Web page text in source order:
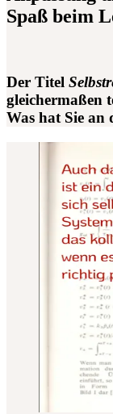
Spaß beim
Der Titel
gleichermaßen
Was hat Sie an